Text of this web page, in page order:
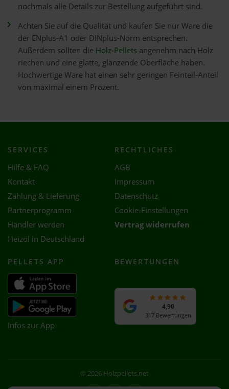
nochmals alle Details zur Bestellung aufgeführt sind.
Achten Sie auf die Qualität und kaufen Sie nur Ware die
der ENplus-A1 oder DINplus-Norm entsprechen.
Außerdem sollten die Holz-Pellets angenehm nach Holz
riechen und eine glatte, glänzende Oberfläche haben.
Hochwertige Ware hat einen sehr geringen Feinteil-Anteil
von maximal einem Prozent.
SERVICES
Hilfe & FAQ
Kontakt
Zahlung & Lieferung
Partnerprogramm
Händler werden
Heizöl in Deutschland
RECHTLICHES
AGB
Impressum
Datenschutz
Cookie-Einstellungen
Vertrag widerrufen
PELLETS APP
Infos zur App
BEWERTUNGEN
4,90
317 Bewertungen
© 2026 Holzpellets.net